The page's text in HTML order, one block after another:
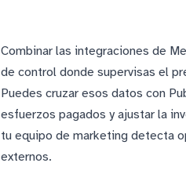
Combinar las integraciones de
de control donde supervisas el
Puedes cruzar esos datos con
esfuerzos pagados y ajustar la
tu equipo de marketing detecta
externos.